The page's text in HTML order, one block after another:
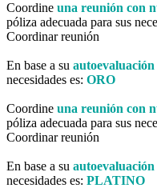
Coordine una reunión con
póliza adecuada para sus
Coordinar reunión
En base a su autoevaluación
necesidades es: ORO
Coordine una reunión con
póliza adecuada para sus
Coordinar reunión
En base a su autoevaluación
necesidades es: PLATINO